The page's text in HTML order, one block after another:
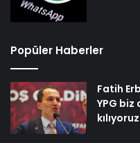
Popüler Haberler
Fatih
YPG biz
kılıyoruz